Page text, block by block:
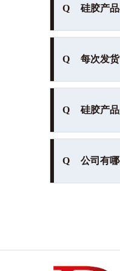
Q 硅胶产
Q 每次发
Q 硅胶产
Q 公司有